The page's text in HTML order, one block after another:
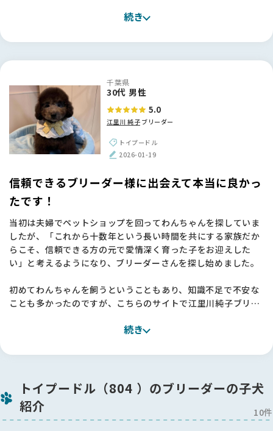
本当に、いいブリーダーさんにつないで頂いたなと、心から感
て元気いっぱい！抱っこしたときの温かい重みを感じるたび
え後も里帰りをさせていただくなど、今でも繋がっていられる
のがとても心強いです。🐶
【BreederFamiliesへ】
今回お世話になったBreederFamiliesさんは、他のサイトとは
違う「誠実さ」を感じました。派手な宣伝ではなく、ブリーダ
ーさんの想いや飼育環境といった「正しい情報」を丁寧に発信
している姿勢に、命を扱う責任感を感じて信頼できました。
おかげで、江里川さんのような素晴らしいブリーダーさんに出
続き
千葉県
30代 男性
5.0
江里川 純子 ブリーダー
トイプードル
2026-01-19
信頼できるブリーダー様に出会えて本当に良かっ
たです！
当初は夫婦でペットショップを回ってわんちゃんを探していま
したが、「これから十数年という長い時間を共にする家族だか
らこそ、信頼できる方の元で愛情深く育った子をお迎えした
い」と考えるようになり、ブリーダーさんを探し始めました。
初めてわんちゃんを飼うということもあり、知識不足で不安な
ことも多かったのですが、こちらのサイトで江里川純子ブリー
っかりと汲み取ってくださり、「江里川さんの元で育った子な
今回はこちらの希望に沿って丁寧にご提案をいただき、本当に
感謝しております。
江里川ブリーダーに出会えて、心から良かったと思っていま
す！🐶
続き
トイプードル（804 ）のブリーダーの子犬
紹介
10件